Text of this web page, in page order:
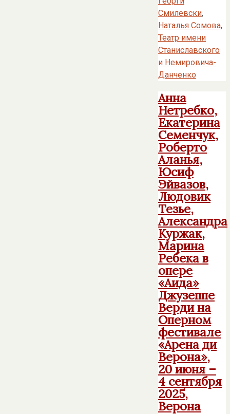
Смилевски,
Наталья Сомова,
Театр имени
Станиславского
и Немировича-
Данченко
Анна
Нетребко,
Екатерина
Семенчук,
Роберто
Аланья,
Юсиф
Эйвазов,
Людовик
Тезье,
Александра
Куржак,
Марина
Ребека в
опере
«Аида»
Джузеппе
Верди на
Оперном
фестивале
«Арена ди
Верона»,
20 июня –
4 сентября
2025,
Верона